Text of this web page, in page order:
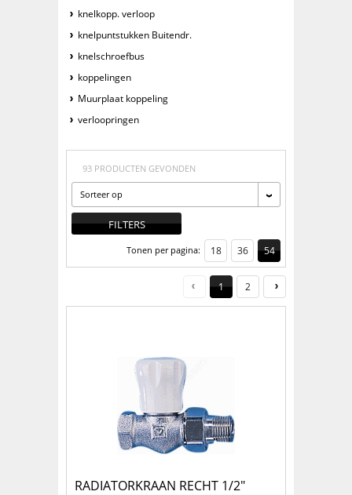
knelkopp. verloop
knelpuntstukken Buitendr.
knelschroefbus
koppelingen
Muurplaat koppeling
verloopringen
93 PRODUCTEN GEVONDEN
Sorteer op
FILTERS
Tonen per pagina: 18 36 54
1 2
RADIATORKRAAN RECHT 1/2"